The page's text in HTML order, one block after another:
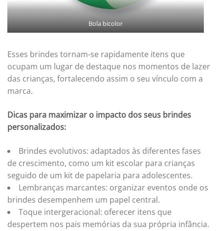
Bola bicolor
Esses brindes tornam-se rapidamente itens que
ocupam um lugar de destaque nos momentos de lazer
das crianças, fortalecendo assim o seu vínculo com a
marca.
Dicas para maximizar o impacto dos seus brindes
personalizados:
Brindes evolutivos: adaptados às diferentes fases
de crescimento, como um kit escolar para crianças
seguido de um kit de papelaria para adolescentes.
Lembranças marcantes: organizar eventos onde os
brindes desempenhem um papel central.
Toque intergeracional: oferecer itens que
despertem nos pais memórias da sua própria infância.